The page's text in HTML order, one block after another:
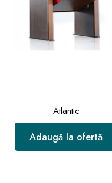
Atlantic
Adaugă la ofertă